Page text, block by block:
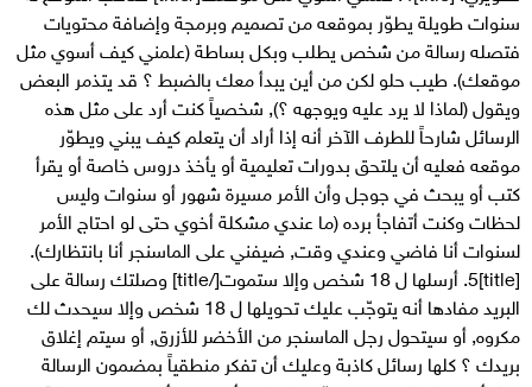
سنوات طويلة يطوّر بموقعه من تصميم وبرمجة وإضافة محتويات
فتصله رسالة من شخص يطلب وبكل بساطة (علمني كيف أسوي مثل
موقعك). طيب حلو لكن من أين يبدأ معك بالضبط ؟ قد يتذمر البعض
ويقول (لماذا لا يرد عليه ويوجهه ؟), شخصياً كنت أرد على مثل هذه
الرسائل شارحاً للطرف الآخر أنه إذا أراد أن يتعلم كيف يبني ويطوّر
موقعه فعليه أن يلتحق بدورات تعليمية أو يأخذ دروس خاصة أو يقرأ
كتب أو يبحث في جوجل وأن الأمر مسيرة شهور أو سنوات وليس
لحظات وكنت أتفاجأ برده (ما عندي مشكلة أخوي حتى لو احتاج الأمر
لسنوات أنا فاضي وعندي وقت, ضيفني على الماسنجر أنا بانتظارك).
[title]5. أرسلها ل 18 شخص وإلا ستموت[/title] وصلتك رسالة على
البريد مفادها أنه يتوجّب عليك تحويلها ل 18 شخص وإلا سيحدث لك
مكروه, أو سيتحول رجل الماسنجر من الأخضر للأزرق, أو سيتم إغلاق
بريدك ؟ كلها رسائل كاذبة وعليك أن تفكر منطقياً بمضمون الرسالة